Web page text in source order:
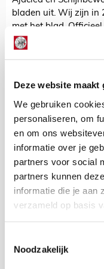
Deze website
We gebruiken
personaliseren, om
en om ons
informatie over je
partners voor social
partners kunnen
informatie die je aan
verzameld op basis
Noodzakelijk
bladen uit. Wij zijn in
met het blad.
hebben geen leden,
hebben nog wel een
Zonder onze leden is
willen heel graag dat
jaar Ajax als
geschrift, met foto’s,
Ajaxherinneringen
moois te maken dat
Bijdrages kunnen het
naar